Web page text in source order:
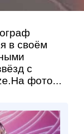
в своём
с
фото...